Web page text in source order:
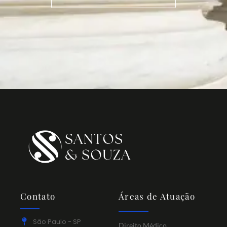
Contato
São Paulo - SP
Áreas de Atuação
Direito Médico